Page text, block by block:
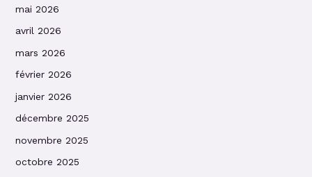
mai 2026
avril 2026
mars 2026
février 2026
janvier 2026
décembre 2025
novembre 2025
octobre 2025